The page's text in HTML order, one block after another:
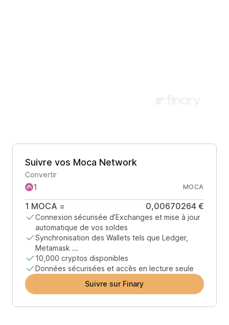
Suivre vos Moca Network
Convertir
MOCA
1 MOCA = 0,00670264 €
Connexion sécurisée d’Exchanges et mise à jour
automatique de vos soldes
Synchronisation des Wallets tels que Ledger,
Metamask ...
10,000 cryptos disponibles
Données sécurisées et accès en lecture seule
Suivre sur Finary